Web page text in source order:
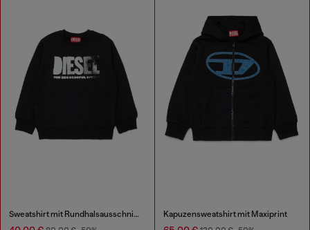
Sweatshirt mit Rundhalsausschnitt und großem Diesel-Logoprint Kapuzensweatshirt mit Maxiprint